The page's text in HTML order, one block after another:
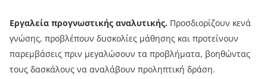
Εργαλεία προγνωστικής αναλυτικής. Προσδιορίζουν κενά
γνώσης, προβλέπουν δυσκολίες μάθησης και προτείνουν
παρεμβάσεις πριν μεγαλώσουν τα προβλήματα, βοηθώντας
τους δασκάλους να αναλάβουν προληπτική δράση.